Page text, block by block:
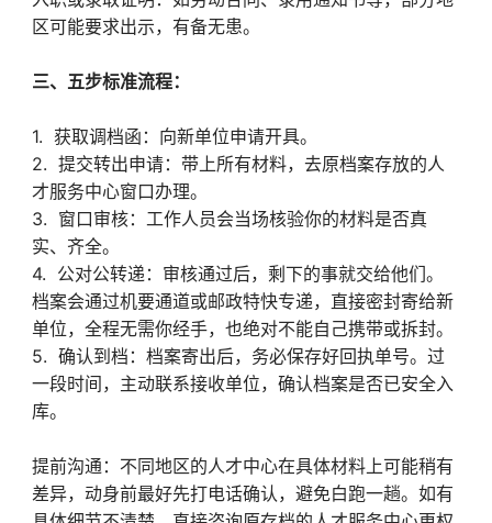
区可能要求出示，有备无患。
三、五步标准流程：
1. 获取调档函：向新单位申请开具。
2. 提交转出申请：带上所有材料，去原档案存放的人
才服务中心窗口办理。
3. 窗口审核：工作人员会当场核验你的材料是否真
实、齐全。
4. 公对公转递：审核通过后，剩下的事就交给他们。
档案会通过机要通道或邮政特快专递，直接密封寄给新
单位，全程无需你经手，也绝对不能自己携带或拆封。
5. 确认到档：档案寄出后，务必保存好回执单号。过
一段时间，主动联系接收单位，确认档案是否已安全入
库。
提前沟通：不同地区的人才中心在具体材料上可能稍有
差异，动身前最好先打电话确认，避免白跑一趟。如有